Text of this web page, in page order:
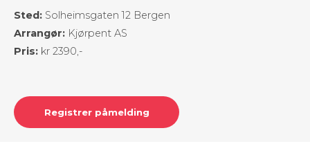
Sted: Solheimsgaten 12 Bergen
Arrangør: Kjørpent AS
Pris: kr 2390,-
Registrer påmelding